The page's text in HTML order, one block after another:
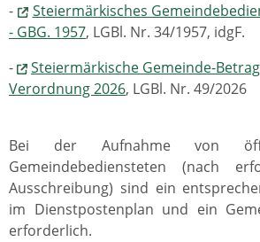
-
Steiermärkisches
- GBG. 1957, LGBl. Nr. 34/1957, idgF.
-
Steiermärkische Gemeinde-
Verordnung 2026, LGBl. Nr. 49/2026
Bei der Aufnahme von
Gemeindebediensteten (nach
Ausschreibung) sind ein
im Dienstpostenplan und ein
erforderlich.